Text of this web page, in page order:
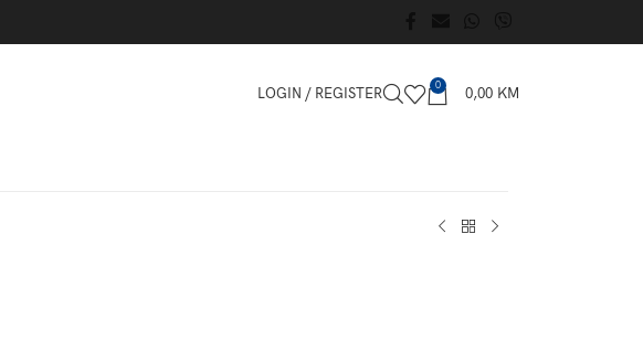
LOGIN / REGISTER 0 0,00 KM